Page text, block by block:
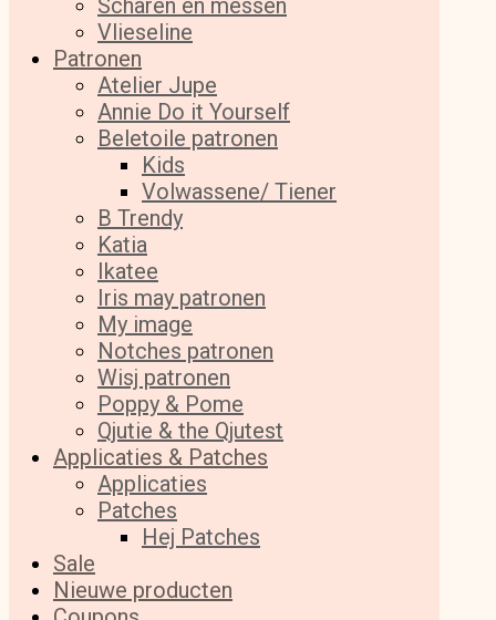
Scharen en messen
Vlieseline
Patronen
Atelier Jupe
Annie Do it Yourself
Beletoile patronen
Kids
Volwassene/ Tiener
B Trendy
Katia
Ikatee
Iris may patronen
My image
Notches patronen
Wisj patronen
Poppy & Pome
Qjutie & the Qjutest
Applicaties & Patches
Applicaties
Patches
Hej Patches
Sale
Nieuwe producten